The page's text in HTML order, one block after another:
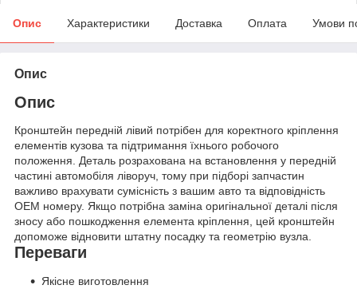
Опис Характеристики Доставка Оплата Умови
Опис
Опис
Кронштейн передній лівий потрібен для коректного кріплення
елементів кузова та підтримання їхнього робочого
положення. Деталь розрахована на встановлення у передній
частині автомобіля ліворуч, тому при підборі запчастин
важливо врахувати сумісність з вашим авто та відповідність
OEM номеру. Якщо потрібна заміна оригінальної деталі після
зносу або пошкодження елемента кріплення, цей кронштейн
допоможе відновити штатну посадку та геометрію вузла.
Переваги
Якісне виготовлення